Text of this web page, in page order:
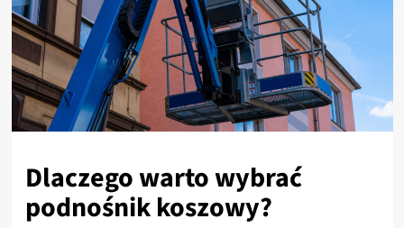
Dlaczego warto wybrać
podnośnik koszowy?